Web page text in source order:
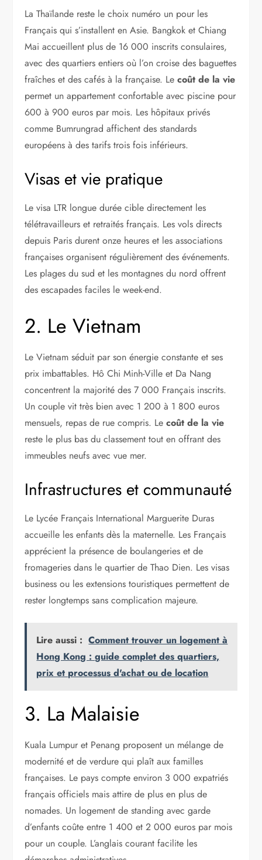
La Thaïlande reste le choix numéro un pour les
Français qui s’installent en Asie. Bangkok et Chiang
Mai accueillent plus de 16 000 inscrits consulaires,
avec des quartiers entiers où l’on croise des baguettes
fraîches et des cafés à la française. Lecoût de la vie
permet un appartement confortable avec piscine pour
600 à 900 euros par mois. Les hôpitaux privés
comme Bumrungrad affichent des standards
européens à des tarifs trois fois inférieurs.
Visas et vie pratique
Le visa LTR longue durée cible directement les
télétravailleurs et retraités français. Les vols directs
depuis Paris durent onze heures et les associations
françaises organisent régulièrement des événements.
Les plages du sud et les montagnes du nord offrent
des escapades faciles le week-end.
2. Le Vietnam
Le Vietnam séduit par son énergie constante et ses
prix imbattables. Hô Chi Minh-Ville et Da Nang
concentrent la majorité des 7 000 Français inscrits.
Un couple vit très bien avec 1 200 à 1 800 euros
mensuels, repas de rue compris. Lecoût de la vie
reste le plus bas du classement tout en offrant des
immeubles neufs avec vue mer.
Infrastructures et communauté
Le Lycée Français International Marguerite Duras
accueille les enfants dès la maternelle. Les Français
apprécient la présence de boulangeries et de
fromageries dans le quartier de Thao Dien. Les visas
business ou les extensions touristiques permettent de
rester longtemps sans complication majeure.
Lire aussi : Comment trouver un logement à
Hong Kong : guide complet des quartiers,
prix et processus d'achat ou de location
3. La Malaisie
Kuala Lumpur et Penang proposent un mélange de
modernité et de verdure qui plaît aux familles
françaises. Le pays compte environ 3 000 expatriés
français officiels mais attire de plus en plus de
nomades. Un logement de standing avec garde
d’enfants coûte entre 1 400 et 2 000 euros par mois
pour un couple. L’anglais courant facilite les